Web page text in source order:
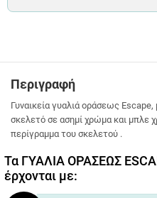
Περιγραφή
Γυναικεία γυαλιά οράσεως
σκελετό σε ασημί χρώμα και μπλε
περίγραμμα του σκελετού .
Τα ΓΥΑΛΙΑ ΟΡΑΣΕΩΣ
έρχονται με: